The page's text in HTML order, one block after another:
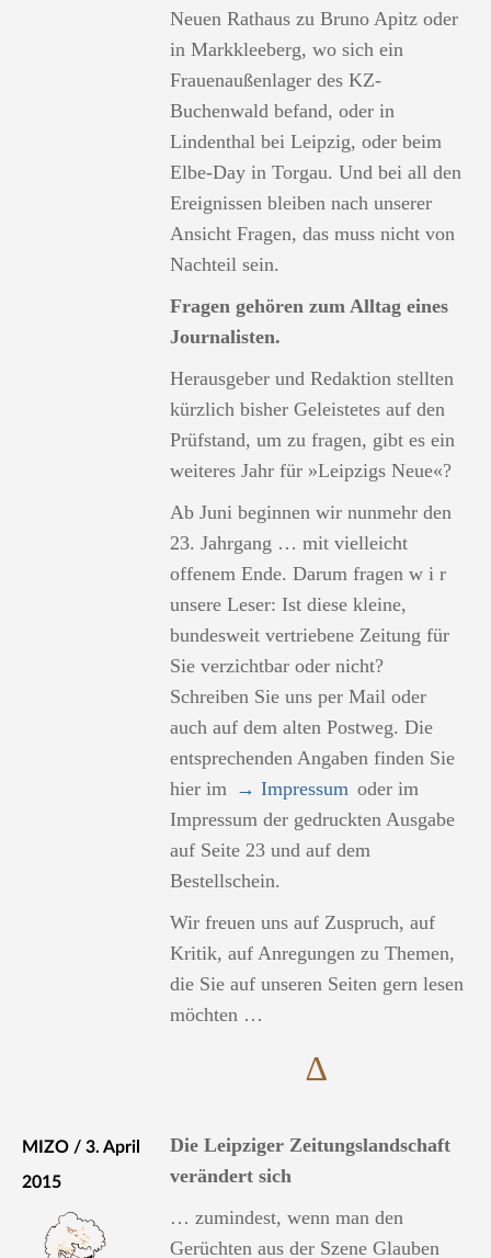
Neuen Rathaus zu Bruno Apitz oder
in Markkleeberg, wo sich ein
Frauenaußenlager des KZ-
Buchenwald befand, oder in
Lindenthal bei Leipzig, oder beim
Elbe-Day in Torgau. Und bei all den
Ereignissen bleiben nach unserer
Ansicht Fragen, das muss nicht von
Nachteil sein.
Fragen gehören zum Alltag eines
Journalisten.
Herausgeber und Redaktion stellten
kürzlich bisher Geleistetes auf den
Prüfstand, um zu fragen, gibt es ein
weiteres Jahr für »Leipzigs Neue«?
Ab Juni beginnen wir nunmehr den
23. Jahrgang … mit vielleicht
offenem Ende. Darum fragen w i r
unsere Leser: Ist diese kleine,
bundesweit vertriebene Zeitung für
Sie verzichtbar oder nicht?
Schreiben Sie uns per Mail oder
auch auf dem alten Postweg. Die
entsprechenden Angaben finden Sie
hier im → Impressum oder im
Impressum der gedruckten Ausgabe
auf Seite 23 und auf dem
Bestellschein.
Wir freuen uns auf Zuspruch, auf
Kritik, auf Anregungen zu Themen,
die Sie auf unseren Seiten gern lesen
möchten …
∆
MIZO / 3. April
2015
Die Leipziger Zeitungslandschaft
verändert sich
… zumindest, wenn man den
Gerüchten aus der Szene Glauben